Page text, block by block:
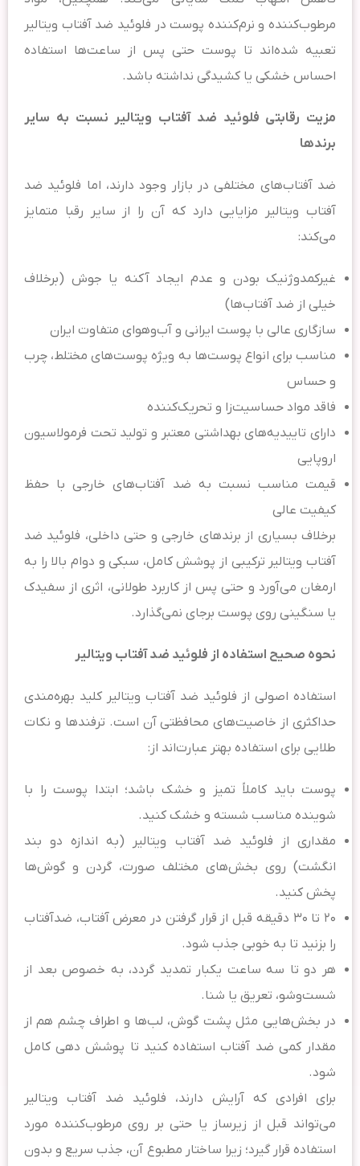
مرطوب‌کننده و نرم‌کننده پوست در فلوئید ضد آفتاب ویتالیر
تعبیه شده‌اند تا پوست حتی پس از ساعت‌ها استفاده
احساس خشکی یا کشیدگی نداشته باشد.
مزیت رقابتی فلوئید ضد آفتاب ویتالیر نسبت به سایر
برندها
ضد آفتاب‌های مختلفی در بازار وجود دارند، اما فلوئید ضد
آفتاب ویتالیر مزایایی دارد که آن را از سایر رقبا متمایز
می‌کند:
غیرکمدوژنیک بودن و عدم ایجاد آکنه یا جوش (برخلاف
خیلی از ضد آفتاب‌ها)
سازگاری عالی با پوست ایرانی و آب‌وهوای متفاوت ایران
مناسب برای انواع پوست‌ها به ویژه پوست‌های مختلط، چرب
و حساس
فاقد مواد حساسیت‌زا و تحریک‌کننده
دارای تاییدیه‌های بهداشتی معتبر و تولید تحت فرمولاسیون
اروپایی
قیمت مناسب نسبت به ضد آفتاب‌های خارجی با حفظ
کیفیت عالی
برخلاف بسیاری از برندهای خارجی و حتی داخلی، فلوئید ضد
آفتاب ویتالیر ترکیبی از پوشش کامل، سبکی و دوام بالا را به
ارمغان می‌آورد و حتی پس از کاربرد طولانی، اثری از سفیدک
یا سنگینی روی پوست برجای نمی‌گذارد.
نحوه صحیح استفاده از فلوئید ضد آفتاب ویتالیر
استفاده اصولی از فلوئید ضد آفتاب ویتالیر کلید بهره‌مندی
حداکثری از خاصیت‌های محافظتی آن است. ترفندها و نکات
طلایی برای استفاده بهتر عبارت‌اند از:
پوست باید کاملاً تمیز و خشک باشد؛ ابتدا پوست را با
شوینده مناسب شسته و خشک کنید.
مقداری از فلوئید ضد آفتاب ویتالیر (به اندازه دو بند
انگشت) روی بخش‌های مختلف صورت، گردن و گوش‌ها
پخش کنید.
۲۰ تا ۳۰ دقیقه قبل از قرار گرفتن در معرض آفتاب، ضدآفتاب
را بزنید تا به خوبی جذب شود.
هر دو تا سه ساعت یکبار تمدید گردد، به خصوص بعد از
شست‌وشو، تعریق یا شنا.
در بخش‌هایی مثل پشت گوش، لب‌ها و اطراف چشم هم از
مقدار کمی ضد آفتاب استفاده کنید تا پوشش دهی کامل
شود.
برای افرادی که آرایش دارند، فلوئید ضد آفتاب ویتالیر
می‌تواند قبل از زیرساز یا حتی بر روی مرطوب‌کننده مورد
استفاده قرار گیرد؛ زیرا ساختار مطبوع آن، جذب سریع و بدون